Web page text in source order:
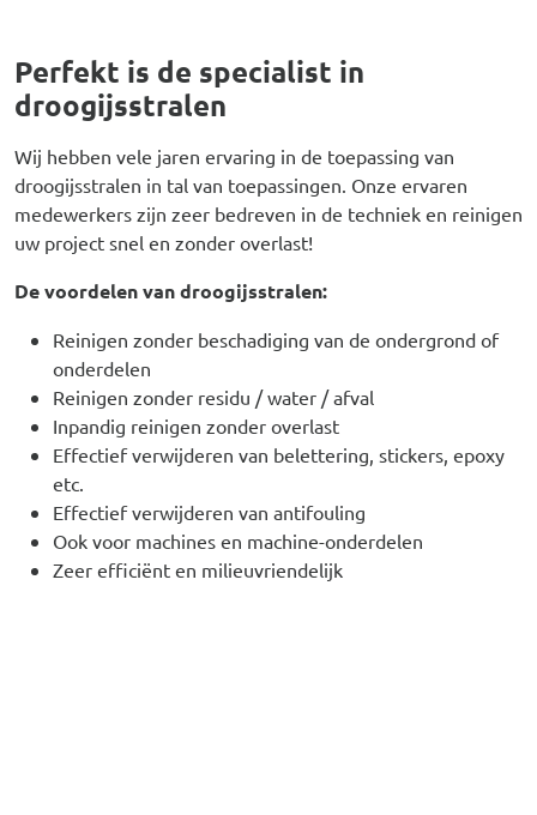
Perfekt is de specialist in
droogijsstralen
Wij hebben vele jaren ervaring in de toepassing van
droogijsstralen in tal van toepassingen. Onze ervaren
medewerkers zijn zeer bedreven in de techniek en reinigen
uw project snel en zonder overlast!
De voordelen van droogijsstralen:
Reinigen zonder beschadiging van de ondergrond of
onderdelen
Reinigen zonder residu / water / afval
Inpandig reinigen zonder overlast
Effectief verwijderen van belettering, stickers, epoxy
etc.
Effectief verwijderen van antifouling
Ook voor machines en machine-onderdelen
Zeer efficiënt en milieuvriendelijk